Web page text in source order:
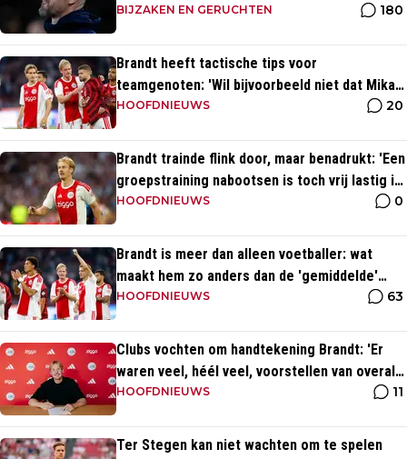
voort te borduren'
BIJZAKEN EN GERUCHTEN 180
Brandt heeft tactische tips voor
teamgenoten: 'Wil bijvoorbeeld niet dat Mika
te veel naar binnen komt'
HOOFDNIEUWS 20
Brandt trainde flink door, maar benadrukt: 'Een
groepstraining nabootsen is toch vrij lastig in
je eentje'
HOOFDNIEUWS 0
Brandt is meer dan alleen voetballer: wat
maakt hem zo anders dan de 'gemiddelde'
voetballer?
HOOFDNIEUWS 63
Clubs vochten om handtekening Brandt: 'Er
waren veel, héél veel, voorstellen van overal
ter wereld'
HOOFDNIEUWS 11
Ter Stegen kan niet wachten om te spelen